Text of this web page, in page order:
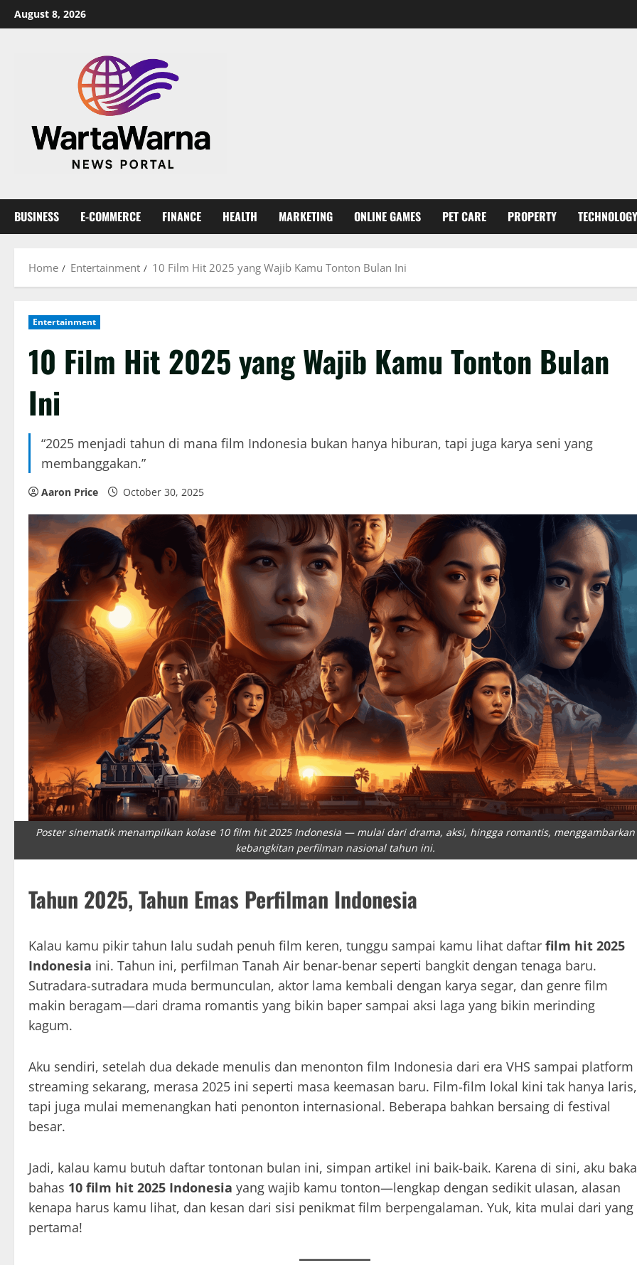
Skip
to
August 8, 2026
BUSINESS E-COMMERCE FINANCE HEALTH MARKETING ONLINE GAMES PET CARE PROPERTY TECHNOLOGY
Home Entertainment 10 Film Hit 2025 yang Wajib Kamu Tonton Bulan Ini
Entertainment
10 Film Hit 2025 yang Wajib Kamu Tonton Bulan
Ini
“2025 menjadi tahun di mana film Indonesia bukan hanya hiburan, tapi juga karya seni yang
membanggakan.”
Aaron Price October 30, 2025
Poster sinematik menampilkan kolase 10 film hit 2025 Indonesia — mulai dari drama, aksi, hingga romantis, menggambarkan
kebangkitan perfilman nasional tahun ini.
Tahun 2025, Tahun Emas Perfilman Indonesia
Kalau kamu pikir tahun lalu sudah penuh film keren, tunggu sampai kamu lihat daftar film hit 2025
Indonesia ini. Tahun ini, perfilman Tanah Air benar-benar seperti bangkit dengan tenaga baru.
Sutradara-sutradara muda bermunculan, aktor lama kembali dengan karya segar, dan genre film
makin beragam—dari drama romantis yang bikin baper sampai aksi laga yang bikin merinding
kagum.
Aku sendiri, setelah dua dekade menulis dan menonton film Indonesia dari era VHS sampai platform
streaming sekarang, merasa 2025 ini seperti masa keemasan baru. Film-film lokal kini tak hanya laris,
tapi juga mulai memenangkan hati penonton internasional. Beberapa bahkan bersaing di festival
besar.
Jadi, kalau kamu butuh daftar tontonan bulan ini, simpan artikel ini baik-baik. Karena di sini, aku
bahas 10 film hit 2025 Indonesia yang wajib kamu tonton—lengkap dengan sedikit ulasan, alasan
kenapa harus kamu lihat, dan kesan dari sisi penikmat film berpengalaman. Yuk, kita mulai dari yang
pertama!